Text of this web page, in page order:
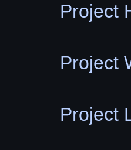
Project
Project
Project